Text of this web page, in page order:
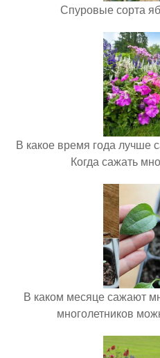
Спуровые сорта
В какое время года лучше
Когда сажать
В каком месяце сажают
многолетников